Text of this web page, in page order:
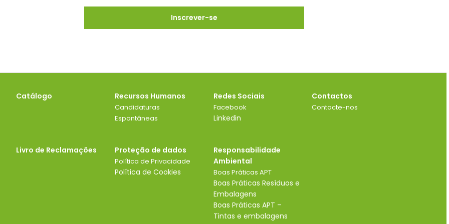
Catálogo Recursos Humanos
Candidaturas
Espontâneas
Redes Sociais
Facebook
Linkedin
Contactos
Contacte-nos
Livro de Reclamações Proteção de dados
Política de Privacidade
Política de Cookies
Responsabilidade
Ambiental
Boas Práticas APT
Boas Práticas Resíduos e
Embalagens
Boas Práticas APT –
Tintas e embalagens